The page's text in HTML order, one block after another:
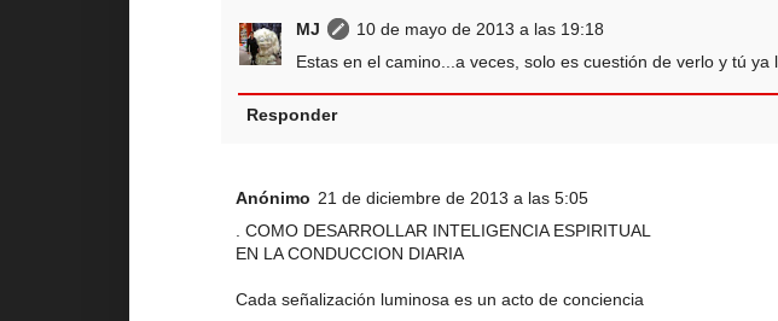
MJ
10 de mayo de 2013 a las 19:18
Estas en el camino...a veces, solo es cuestión de verlo y tú
Responder
Anónimo 21 de diciembre de 2013 a las 5:05
. COMO DESARROLLAR INTELIGENCIA ESPIRITUAL
EN LA CONDUCCION DIARIA
Cada señalización luminosa es un acto de conciencia